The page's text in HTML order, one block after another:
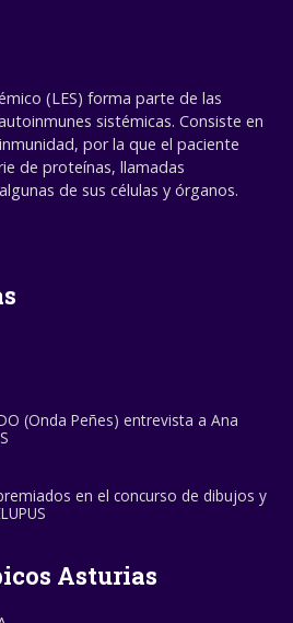
(LES) forma parte de las
sistémicas. Consiste en
por la que el paciente
de proteínas, llamadas
de sus células y órganos.
(Onda Peñes) entrevista a Ana
en el concurso de dibujos y
Asturias